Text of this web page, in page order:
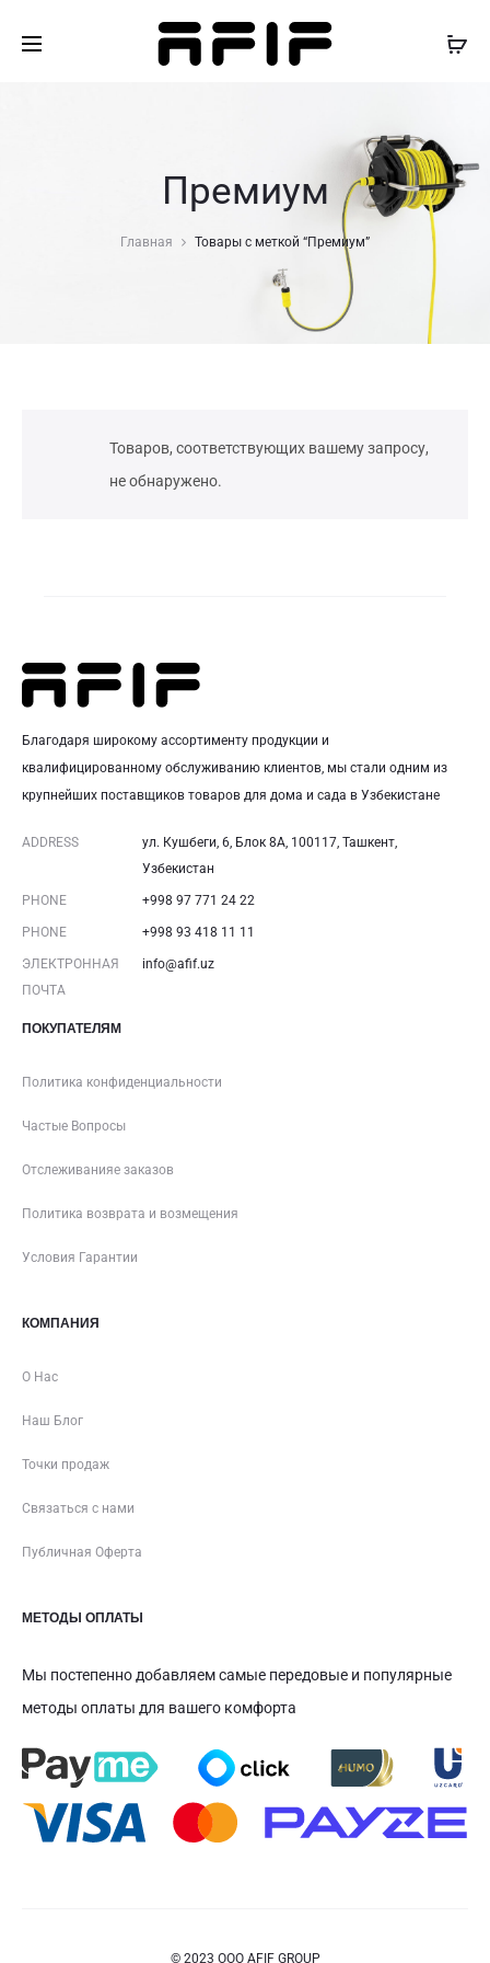
Премиум
Главная Товары с меткой “Премиум”
Товаров, соответствующих вашему запросу,
не обнаружено.
Благодаря широкому ассортименту продукции и
квалифицированному обслуживанию клиентов, мы стали одним из
крупнейших поставщиков товаров для дома и сада в Узбекистане
ADDRESS
ул. Кушбеги, 6, Блок 8A, 100117, Ташкент,
Узбекистан
PHONE +998 97 771 24 22
PHONE +998 93 418 11 11
ЭЛЕКТРОННАЯ
ПОЧТА
info@afif.uz
ПОКУПАТЕЛЯМ
Политика конфиденциальности
Частые Вопросы
Отслеживанияе заказов
Политика возврата и возмещения
Условия Гарантии
КОМПАНИЯ
О Нас
Наш Блог
Точки продаж
Связаться с нами
Публичная Оферта
МЕТОДЫ ОПЛАТЫ
Мы постепенно добавляем самые передовые и популярные
методы оплаты для вашего комфорта
© 2023 ООО AFIF GROUP